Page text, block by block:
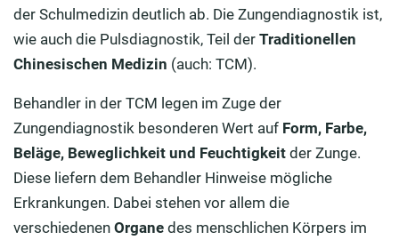
der Schulmedizin deutlich ab. Die Zungendiagnostik ist,
wie auch die Pulsdiagnostik, Teil der Traditionellen
Chinesischen Medizin (auch: TCM).
Behandler in der TCM legen im Zuge der
Zungendiagnostik besonderen Wert auf Form, Farbe,
Beläge, Beweglichkeit und Feuchtigkeit der Zunge.
Diese liefern dem Behandler Hinweise mögliche
Erkrankungen. Dabei stehen vor allem die
verschiedenen Organe des menschlichen Körpers im